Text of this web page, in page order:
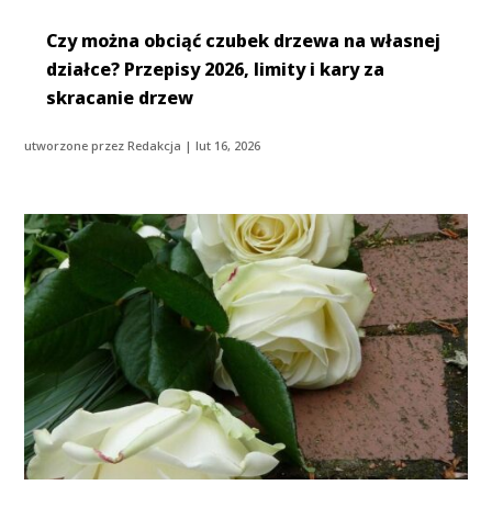
Czy można obciąć czubek drzewa na własnej
działce? Przepisy 2026, limity i kary za
skracanie drzew
utworzone przezRedakcja |lut 16, 2026